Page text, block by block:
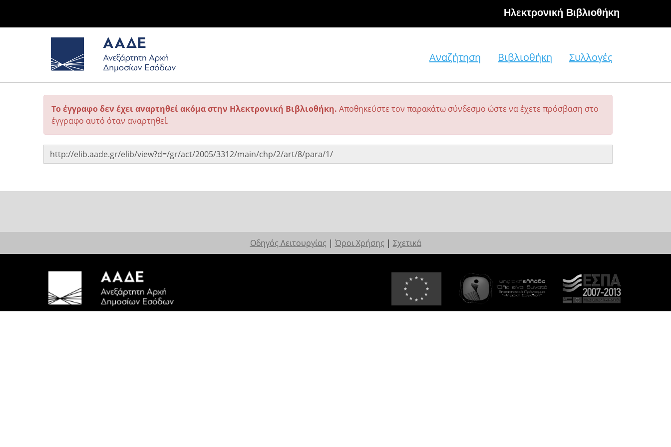
Hλεκτρονική Βιβλιοθήκη
Αναζήτηση Βιβλιοθήκη Συλλογές
Το έγγραφο δεν έχει αναρτηθεί ακόμα στην Ηλεκτρονική Βιβλιοθήκη. Αποθηκεύστε τον παρακάτω σύνδεσμο ώστε να έχετε πρόσβαση στο
έγγραφο αυτό όταν αναρτηθεί.
Οδηγός Λειτουργίας | Όροι Χρήσης | Σχετικά